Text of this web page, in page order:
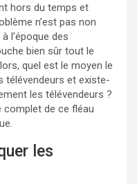
hors du temps et
n’est pas non
l’époque des
bien sûr tout le
quel est le moyen le
télévendeurs et existe-
les télévendeurs ?
complet de ce fléau
les